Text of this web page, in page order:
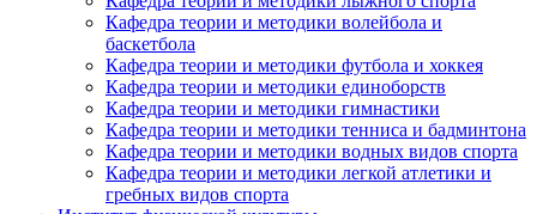
Кафедра теории и методики волейбола и
баскетбола
Кафедра теории и методики футбола и хоккея
Кафедра теории и методики единоборств
Кафедра теории и методики гимнастики
Кафедра теории и методики тенниса и бадминтона
Кафедра теории и методики водных видов спорта
Кафедра теории и методики легкой атлетики и
гребных видов спорта